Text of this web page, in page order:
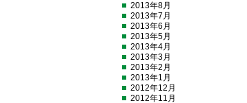
2013年8月
2013年7月
2013年6月
2013年5月
2013年4月
2013年3月
2013年2月
2013年1月
2012年12月
2012年11月